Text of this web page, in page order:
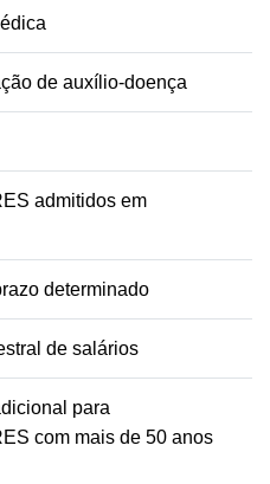
de auxílio-doença
admitidos em
determinado
de salários
para
com mais de 50 anos